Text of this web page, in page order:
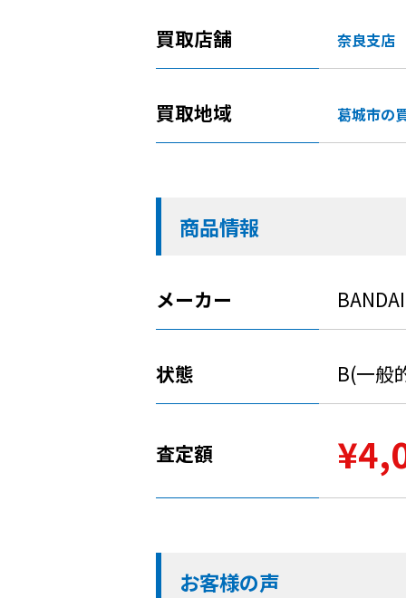
買取店舗 奈良支店
買取地域 葛城市の
商品情報
メーカー BANDAI
状態 B(一般
査定額
お客様の声